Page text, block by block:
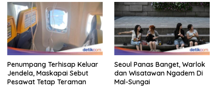
Penumpang Terhisap Keluar
Jendela, Maskapai Sebut
Pesawat Tetap Teraman
Seoul Panas Banget, Warlok
dan Wisatawan Ngadem Di
Mal-Sungai